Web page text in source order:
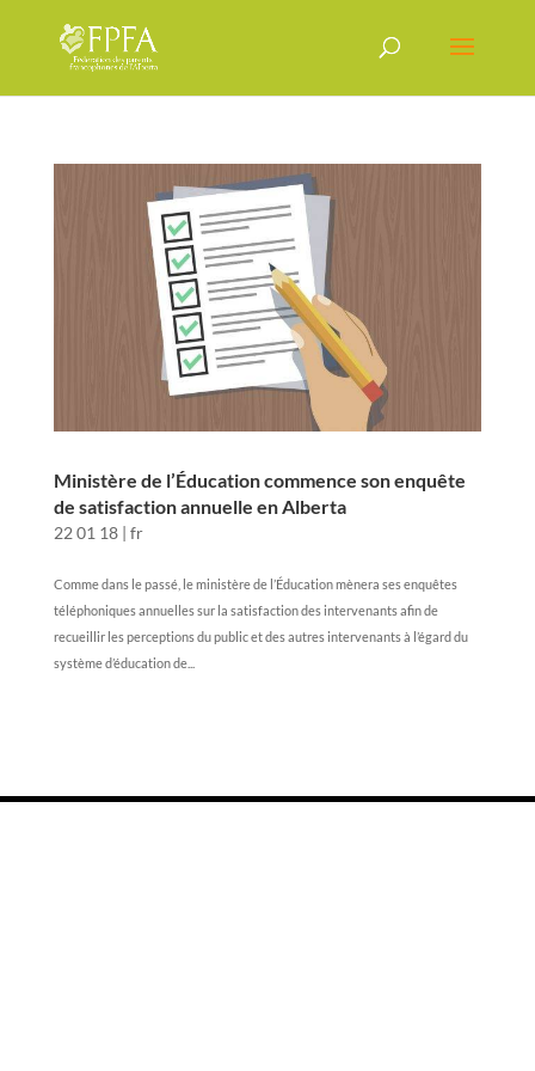
Ministère de l’Éducation commence son enquête
de satisfaction annuelle en Alberta
22 01 18| fr
Comme dans le passé, le ministère de l’Éducation mènera ses enquêtes
téléphoniques annuelles sur la satisfaction des intervenants afin de
recueillir les perceptions du public et des autres intervenants à l’égard du
système d’éducation de...